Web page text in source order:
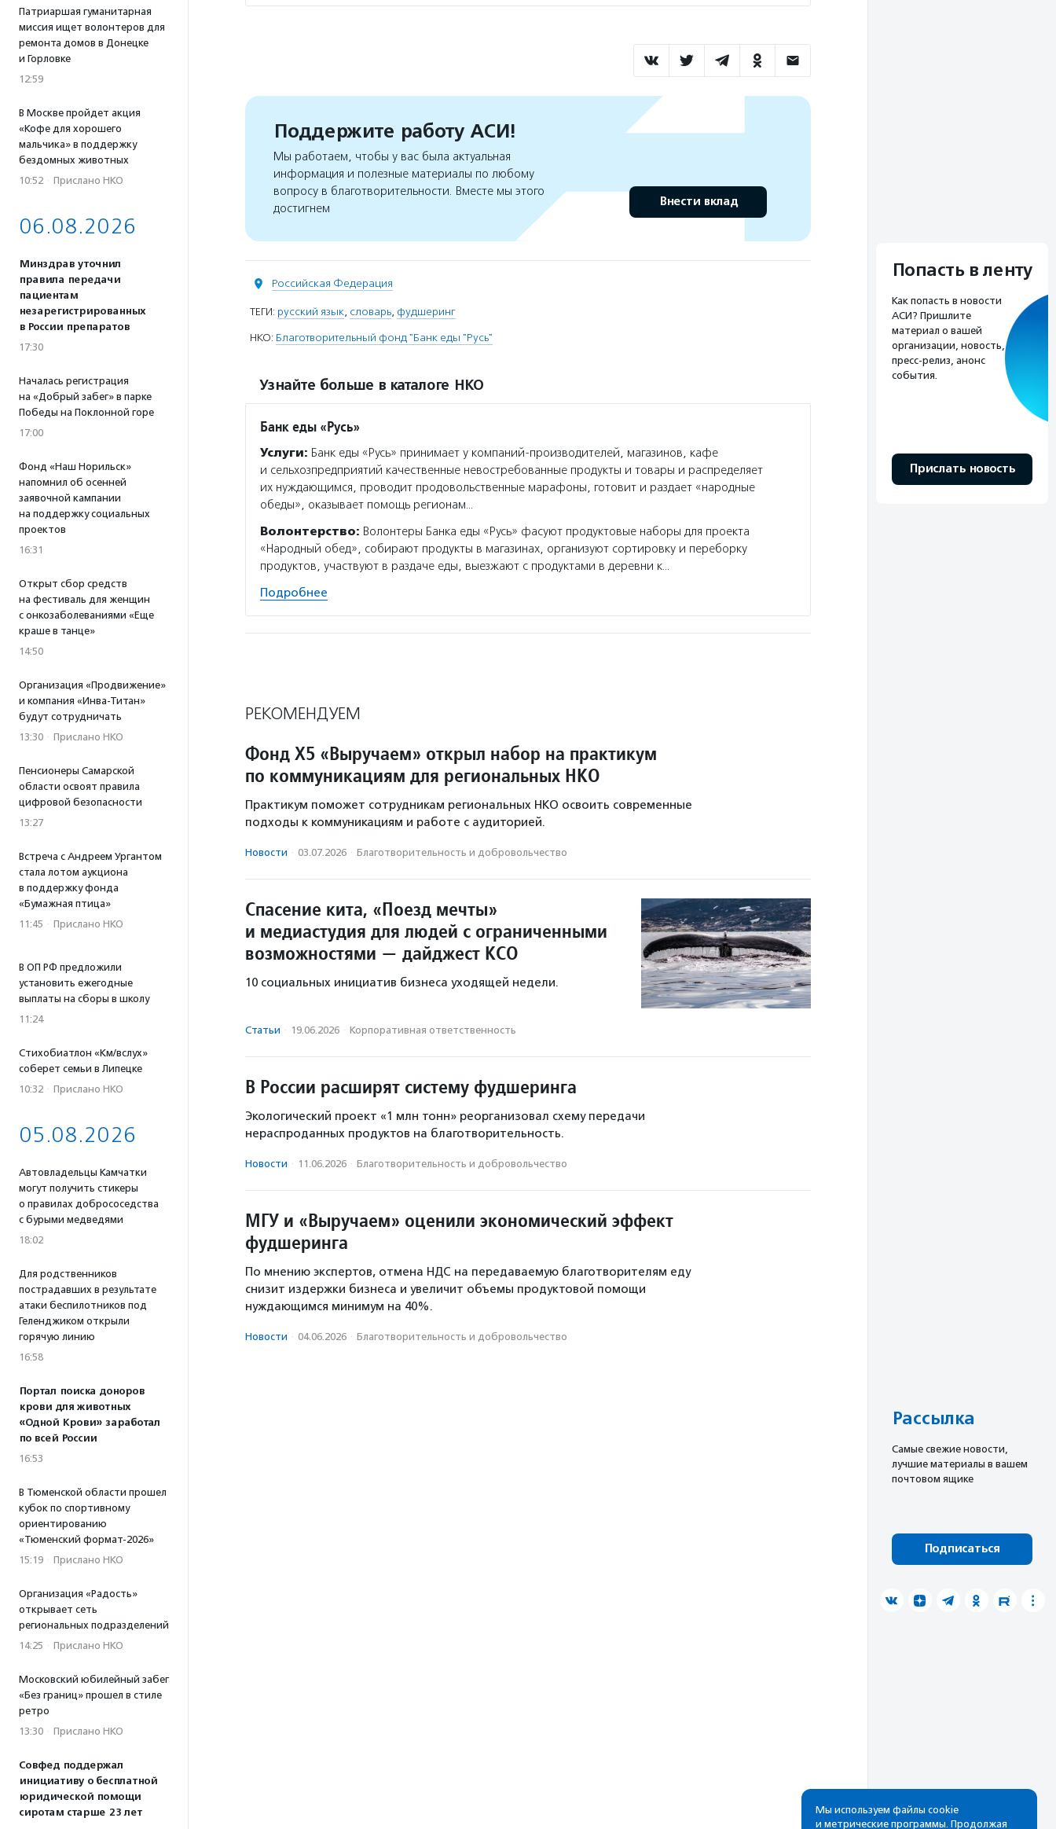
Патриаршая гуманитарная
миссия ищет волонтеров для
ремонта домов в Донецке
и Горловке
12:59
В Москве пройдет акция
«Кофе для хорошего
мальчика» в поддержку
бездомных животных
10:52 · Прислано НКО
06.08.2026
Минздрав уточнил
правила передачи
пациентам
незарегистрированных
в России препаратов
17:30
Началась регистрация
на «Добрый забег» в парке
Победы на Поклонной горе
17:00
Фонд «Наш Норильск»
напомнил об осенней
заявочной кампании
на поддержку социальных
проектов
16:31
Открыт сбор средств
на фестиваль для женщин
с онкозаболеваниями «Еще
краше в танце»
14:50
Организация «Продвижение»
и компания «Инва-Титан»
будут сотрудничать
13:30 · Прислано НКО
Пенсионеры Самарской
области освоят правила
цифровой безопасности
13:27
Встреча с Андреем Ургантом
стала лотом аукциона
в поддержку фонда
«Бумажная птица»
11:45 · Прислано НКО
В ОП РФ предложили
установить ежегодные
выплаты на сборы в школу
11:24
Стихобиатлон «Км/вслух»
соберет семьи в Липецке
10:32 · Прислано НКО
05.08.2026
Автовладельцы Камчатки
могут получить стикеры
о правилах добрососедства
с бурыми медведями
18:02
Для родственников
пострадавших в результате
атаки беспилотников под
Геленджиком открыли
горячую линию
16:58
Портал поиска доноров
крови для животных
«Одной Крови» заработал
по всей России
16:53
В Тюменской области прошел
кубок по спортивному
ориентированию
«Тюменский формат-2026»
15:19 · Прислано НКО
Организация «Радость»
открывает сеть
региональных подразделений
14:25 · Прислано НКО
Московский юбилейный забег
«Без границ» прошел в стиле
ретро
13:30 · Прислано НКО
Совфед поддержал
инициативу о бесплатной
юридической помощи
сиротам старше 23 лет
Поддержите работу АСИ!
Мы работаем, чтобы у вас была актуальная
информация и полезные материалы по любому
вопросу в благотворительности. Вместе мы этого
достигнем
Внести вклад
Российская Федерация
ТЕГИ: русский язык, словарь, фудшеринг
НКО: Благотворительный фонд "Банк еды "Русь"
Узнайте больше в каталоге НКО
Банк еды «Русь»
Услуги: Банк еды «Русь» принимает у компаний-производителей, магазинов, кафе
и сельхозпредприятий качественные невостребованные продукты и товары и распределяет
их нуждающимся, проводит продовольственные марафоны, готовит и раздает «народные
обеды», оказывает помощь регионам…
Волонтерство: Волонтеры Банка еды «Русь» фасуют продуктовые наборы для проекта
«Народный обед», собирают продукты в магазинах, организуют сортировку и переборку
продуктов, участвуют в раздаче еды, выезжают с продуктами в деревни к…
Подробнее
РЕКОМЕНДУЕМ
Фонд Х5 «Выручаем» открыл набор на практикум
по коммуникациям для региональных НКО
Практикум поможет сотрудникам региональных НКО освоить современные
подходы к коммуникациям и работе с аудиторией.
Новости · 03.07.2026 · Благотвори­тель­ность и доброволь­чест­во
Спасение кита, «Поезд мечты»
и медиастудия для людей с ограниченными
возможностями — дайджест КСО
10 социальных инициатив бизнеса уходящей недели.
Статьи · 19.06.2026 · Корпоративная ответственность
В России расширят систему фудшеринга
Экологический проект «1 млн тонн» реорганизовал схему передачи
нераспроданных продуктов на благотворительность.
Новости · 11.06.2026 · Благотвори­тель­ность и доброволь­чест­во
МГУ и «Выручаем» оценили экономический эффект
фудшеринга
По мнению экспертов, отмена НДС на передаваемую благотворителям еду
снизит издержки бизнеса и увеличит объемы продуктовой помощи
нуждающимся минимум на 40%.
Новости · 04.06.2026 · Благотвори­тель­ность и доброволь­чест­во
Попасть в ленту
Как попасть в новости
АСИ? Пришлите
материал о вашей
организации, новость,
пресс-релиз, анонс
события.
Прислать новость
Рассылка
Cамые свежие новости,
лучшие материалы в вашем
почтовом ящике
Подписаться
Мы используем файлы cookie
и метрические программы. Продолжая